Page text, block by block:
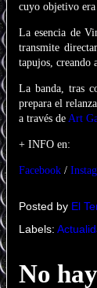
cuyo objetivo era
La esencia de
transmite
tapujos, creando
La banda, tras
prepara el
a través de Art
+ INFO en:
Facebook /
Posted by El
Labels:
No